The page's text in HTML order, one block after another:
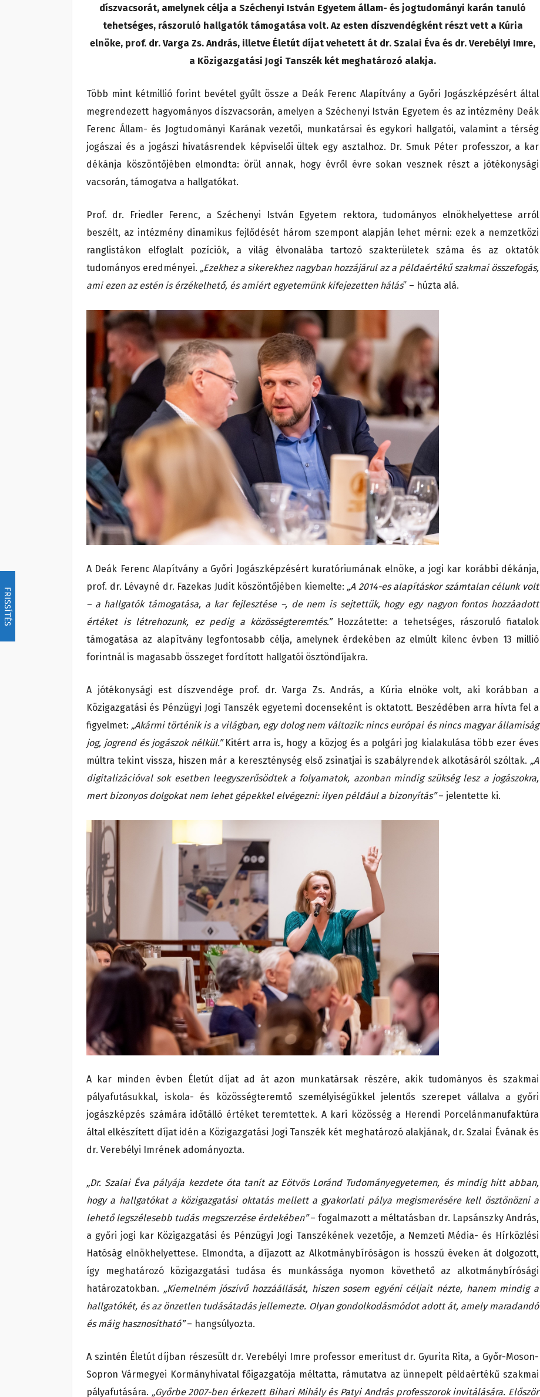
FRISSÍTÉS
díszvacsorát, amelynek célja a Széchenyi István Egyetem állam- és jogtudományi karán tanuló
tehetséges, rászoruló hallgatók támogatása volt. Az esten díszvendégként részt vett a Kúria
elnöke, prof. dr. Varga Zs. András, illetve Életút díjat vehetett át dr. Szalai Éva és dr. Verebélyi Imre,
a Közigazgatási Jogi Tanszék két meghatározó alakja.
Több mint kétmillió forint bevétel gyűlt össze a Deák Ferenc Alapítvány a Győri Jogászképzésért által
megrendezett hagyományos díszvacsorán, amelyen a Széchenyi István Egyetem és az intézmény Deák
Ferenc Állam- és Jogtudományi Karának vezetői, munkatársai és egykori hallgatói, valamint a térség
jogászai és a jogászi hivatásrendek képviselői ültek egy asztalhoz. Dr. Smuk Péter professzor, a kar
dékánja köszöntőjében elmondta: örül annak, hogy évről évre sokan vesznek részt a jótékonysági
vacsorán, támogatva a hallgatókat.
Prof. dr. Friedler Ferenc, a Széchenyi István Egyetem rektora, tudományos elnökhelyettese arról
beszélt, az intézmény dinamikus fejlődését három szempont alapján lehet mérni: ezek a nemzetközi
ranglistákon elfoglalt pozíciók, a világ élvonalába tartozó szakterületek száma és az oktatók
tudományos eredményei. „Ezekhez a sikerekhez nagyban hozzájárul az a példaértékű szakmai összefogás,
ami ezen az estén is érzékelhető, és amiért egyetemünk kifejezetten hálás” – húzta alá.
A Deák Ferenc Alapítvány a Győri Jogászképzésért kuratóriumának elnöke, a jogi kar korábbi dékánja,
prof. dr. Lévayné dr. Fazekas Judit köszöntőjében kiemelte: „A 2014-es alapításkor számtalan célunk volt
– a hallgatók támogatása, a kar fejlesztése –, de nem is sejtettük, hogy egy nagyon fontos hozzáadott
értéket is létrehozunk, ez pedig a közösségteremtés.”Hozzátette: a tehetséges, rászoruló fiatalok
támogatása az alapítvány legfontosabb célja, amelynek érdekében az elmúlt kilenc évben 13 millió
forintnál is magasabb összeget fordított hallgatói ösztöndíjakra.
A jótékonysági est díszvendége prof. dr. Varga Zs. András, a Kúria elnöke volt, aki korábban a
Közigazgatási és Pénzügyi Jogi Tanszék egyetemi docenseként is oktatott. Beszédében arra hívta fel a
figyelmet: „Akármi történik is a világban, egy dolog nem változik: nincs európai és nincs magyar államiság
jog, jogrend és jogászok nélkül.”Kitért arra is, hogy a közjog és a polgári jog kialakulása több ezer éves
múltra tekint vissza, hiszen már a kereszténység első zsinatjai is szabályrendek alkotásáról szóltak. „A
digitalizációval sok esetben leegyszerűsödtek a folyamatok, azonban mindig szükség lesz a jogászokra,
mert bizonyos dolgokat nem lehet gépekkel elvégezni: ilyen például a bizonyítás”– jelentette ki.
A kar minden évben Életút díjat ad át azon munkatársak részére, akik tudományos és szakmai
pályafutásukkal, iskola- és közösségteremtő személyiségükkel jelentős szerepet vállalva a győri
jogászképzés számára időtálló értéket teremtettek. A kari közösség a Herendi Porcelánmanufaktúra
által elkészített díjat idén a Közigazgatási Jogi Tanszék két meghatározó alakjának, dr. Szalai Évának és
dr. Verebélyi Imrének adományozta.
„Dr. Szalai Éva pályája kezdete óta tanít az Eötvös Loránd Tudományegyetemen, és mindig hitt abban,
hogy a hallgatókat a közigazgatási oktatás mellett a gyakorlati pálya megismerésére kell ösztönözni a
lehető legszélesebb tudás megszerzése érdekében”– fogalmazott a méltatásban dr. Lapsánszky András,
a győri jogi kar Közigazgatási és Pénzügyi Jogi Tanszékének vezetője, a Nemzeti Média- és Hírközlési
Hatóság elnökhelyettese. Elmondta, a díjazott az Alkotmánybíróságon is hosszú éveken át dolgozott,
így meghatározó közigazgatási tudása és munkássága nyomon követhető az alkotmánybírósági
határozatokban. „Kiemelném jószívű hozzáállását, hiszen sosem egyéni céljait nézte, hanem mindig a
hallgatókét, és az önzetlen tudásátadás jellemezte. Olyan gondolkodásmódot adott át, amely maradandó
és máig hasznosítható”– hangsúlyozta.
A szintén Életút díjban részesült dr. Verebélyi Imre professor emeritust dr. Gyurita Rita, a Győr-Moson-
Sopron Vármegyei Kormányhivatal főigazgatója méltatta, rámutatva az ünnepelt példaértékű szakmai
pályafutására. „Győrbe 2007-ben érkezett Bihari Mihály és Patyi András professzorok invitálására. Először